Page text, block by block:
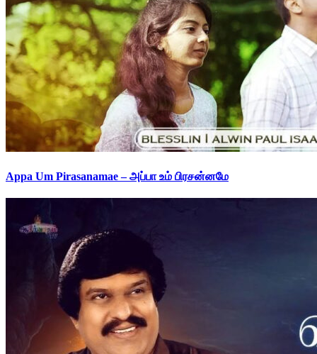
Appa Um Pirasanamae – அப்பா உம் பிரசன்னமே